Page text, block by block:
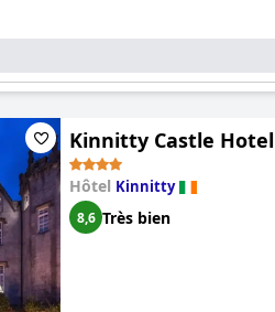
Kinnitty Castle Hotel
Hôtel Kinnitty
8,6 Très bien